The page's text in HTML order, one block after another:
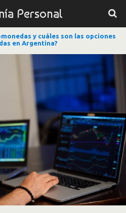
Personal
y cuáles son las opciones
en Argentina?